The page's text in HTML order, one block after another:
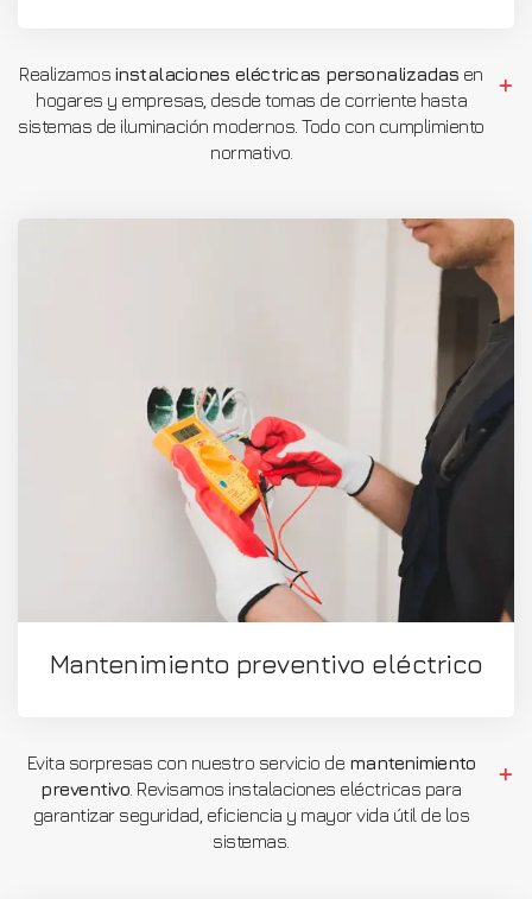
Realizamos instalaciones eléctricas personalizadas en
hogares y empresas, desde tomas de corriente hasta
sistemas de iluminación modernos. Todo con cumplimiento
normativo.
Mantenimiento preventivo eléctrico
Evita sorpresas con nuestro servicio de mantenimiento
preventivo . Revisamos instalaciones eléctricas para
garantizar seguridad, eficiencia y mayor vida útil de los
sistemas.